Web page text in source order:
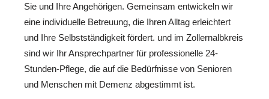
Sie und Ihre Angehörigen. Gemeinsam entwickeln wir
eine individuelle Betreuung, die Ihren Alltag erleichtert
und Ihre Selbstständigkeit fördert. und im Zollernalbkreis
sind wir Ihr Ansprechpartner für professionelle 24-
Stunden-Pflege, die auf die Bedürfnisse von Senioren
und Menschen mit Demenz abgestimmt ist.